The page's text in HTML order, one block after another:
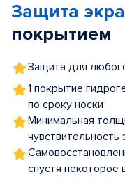
5
Защита
покрытием
Защита для
1 покрытие
по сроку носки
Минимальная
чувствительность
спустя некоторое